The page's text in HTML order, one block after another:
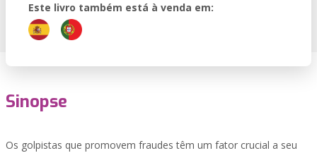
Este livro também está à venda em:
Sinopse
Os golpistas que promovem fraudes têm um fator crucial a seu